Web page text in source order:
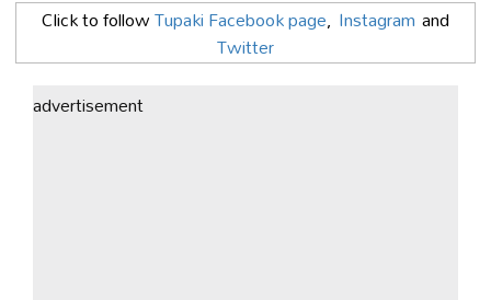
Click to followTupaki Facebook page, Instagram and
Twitter
advertisement